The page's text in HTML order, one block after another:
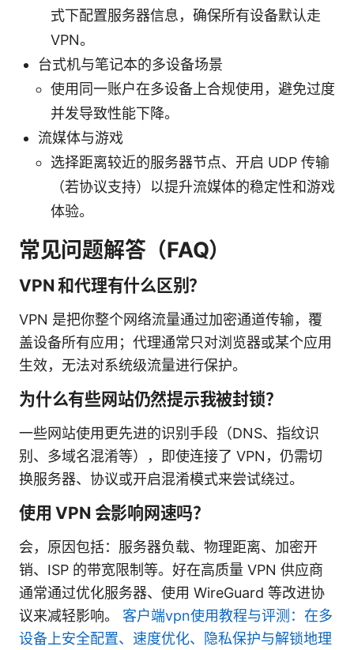
式下配置服务器信息，确保所有设备默认走
VPN。
台式机与笔记本的多设备场景
使用同一账户在多设备上合规使用，避免过度
并发导致性能下降。
流媒体与游戏
选择距离较近的服务器节点、开启 UDP 传输
（若协议支持）以提升流媒体的稳定性和游戏
体验。
常见问题解答（FAQ）
VPN 和代理有什么区别？
VPN 是把你整个网络流量通过加密通道传输，覆
盖设备所有应用；代理通常只对浏览器或某个应用
生效，无法对系统级流量进行保护。
为什么有些网站仍然提示我被封锁？
一些网站使用更先进的识别手段（DNS、指纹识
别、多域名混淆等），即使连接了 VPN，仍需切
换服务器、协议或开启混淆模式来尝试绕过。
使用 VPN 会影响网速吗？
会，原因包括：服务器负载、物理距离、加密开
销、ISP 的带宽限制等。好在高质量 VPN 供应商
通常通过优化服务器、使用 WireGuard 等改进协
议来减轻影响。 客户端vpn使用教程与评测：在多
设备上安全配置、速度优化、隐私保护与解锁地理